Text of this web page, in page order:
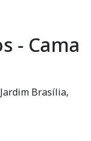
- Cama
Jardim Brasília,